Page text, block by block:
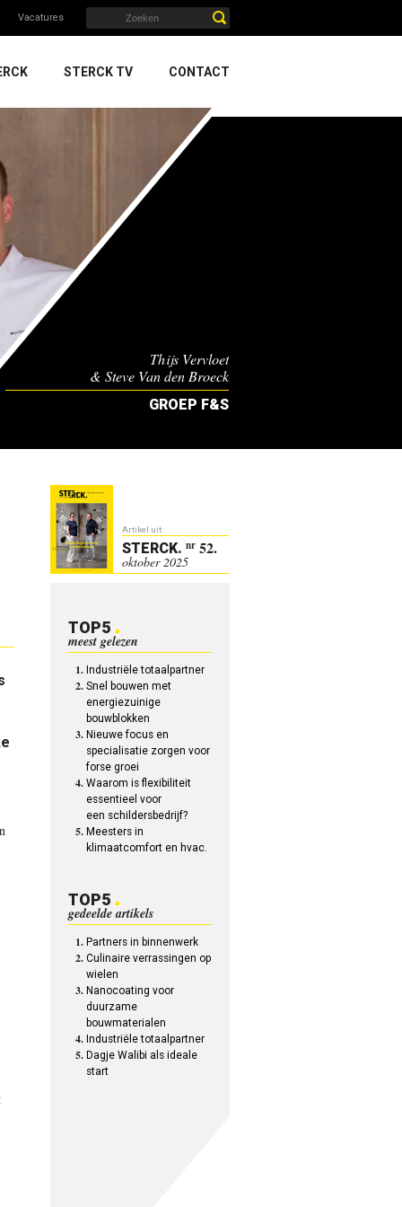
Vacatures
STERCK TV CONTACT
Thijs Vervloet
& Steve Van den Broeck
GROEP F&S
Artikel uit:
STERCK. nr 52.
oktober 2025
TOP5
meest gelezen
Industriële totaalpartner
Snel bouwen met
energiezuinige
bouwblokken
Nieuwe focus en
specialisatie zorgen voor
forse groei
Waarom is flexibiliteit
essentieel voor
een schildersbedrijf?
Meesters in
klimaatcomfort en hvac.
TOP5
gedeelde artikels
Partners in binnenwerk
Culinaire verrassingen op
wielen
Nanocoating voor
duurzame
bouwmaterialen
Industriële totaalpartner
Dagje Walibi als ideale
start